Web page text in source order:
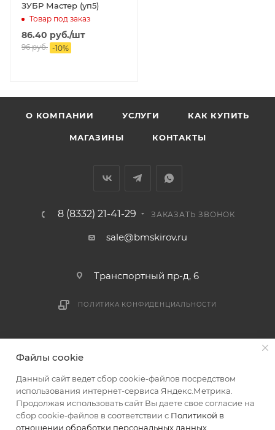
ЗУБР Мастер (уп5)
Товар под заказ
86.40 руб./шт
96руб. -10%
О КОМПАНИИ УСЛУГИ КАК КУПИТЬ
МАГАЗИНЫ КОНТАКТЫ
8 (8332) 21-41-29 ЗАКАЗАТЬ ЗВОНОК
sale@bmskirov.ru
Транспортный пр-д, 6
ПОЛИТИКА КОНФИДЕНЦИАЛЬНОСТИ
Файлы cookie
Данный сайт ведет сбор cookie-файлов посредством
использования интернет-сервиса Яндекс.Метрика.
Продолжая использовать сайт Вы даете свое согласие на
сбор cookie-файлов в соответствии с Политикой в
отношении обработки персональных данных